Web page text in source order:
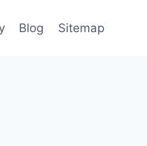
Blog Sitemap